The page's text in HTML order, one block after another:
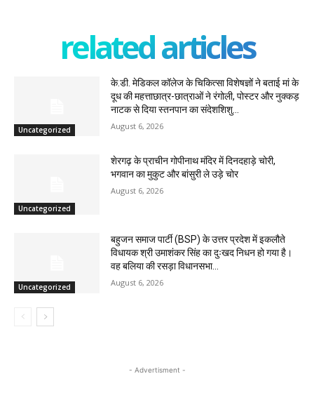
related articles
Uncategorized
के.डी. मेडिकल कॉलेज के चिकित्सा विशेषज्ञों ने बताई मां के
दूध की महत्ताछात्र-छात्राओं ने रंगोली, पोस्टर और नुक्कड़
नाटक से दिया स्तनपान का संदेशशिशु...
August 6, 2026
Uncategorized
शेरगढ़ के प्राचीन गोपीनाथ मंदिर में दिनदहाड़े चोरी,
भगवान का मुकुट और बांसुरी ले उड़े चोर
August 6, 2026
Uncategorized
बहुजन समाज पार्टी (BSP) के उत्तर प्रदेश में इकलौते
विधायक श्री उमाशंकर सिंह का दुःखद निधन हो गया है।
वह बलिया की रसड़ा विधानसभा...
August 6, 2026
- Advertisment -